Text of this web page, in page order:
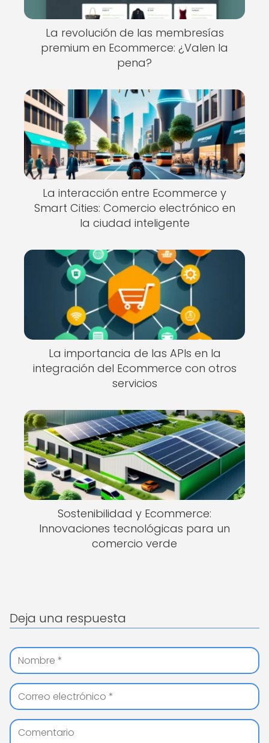
La revolución de las membresías
premium en Ecommerce: ¿Valen la
pena?
La interacción entre Ecommerce y
Smart Cities: Comercio electrónico en
la ciudad inteligente
La importancia de las APIs en la
integración del Ecommerce con otros
servicios
Sostenibilidad y Ecommerce:
Innovaciones tecnológicas para un
comercio verde
Deja una respuesta